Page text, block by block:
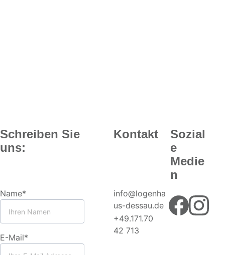
Literaturtage sind auf den Seiten der
Stadtverwaltung Dessau zu finden.
Keine Reservierung - Frühzeitiges
Erscheinen sichert die besten Plätze.
Sa, 16.05.2026 18Uhr
Ferdinand-von-Schill-Straße 7 |
Kontakt
Name*
E-Mail*
info@logenha
us-dessau.de
Sozial
e
Medie
n
Schreiben Sie
uns:
+49.171.70
42 713